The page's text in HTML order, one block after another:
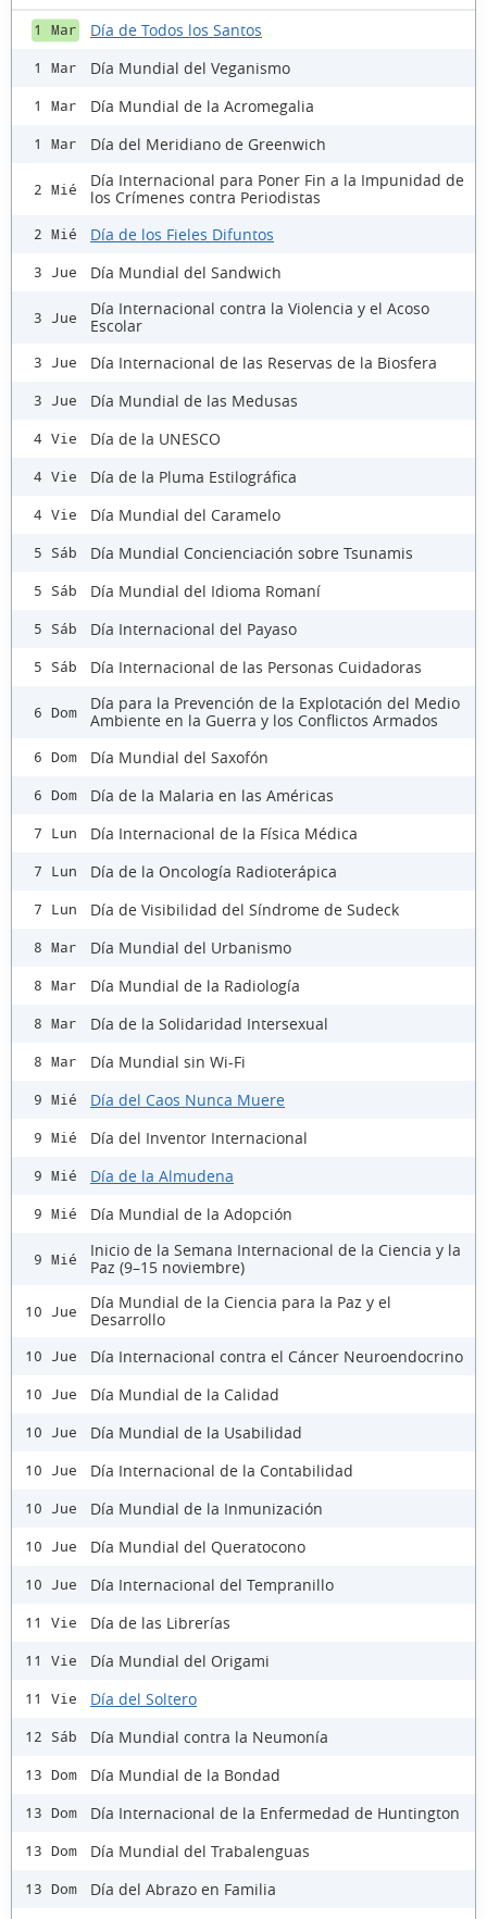
1 Mar Día de Todos los Santos
1 Mar Día Mundial del Veganismo
1 Mar Día Mundial de la Acromegalia
1 Mar Día del Meridiano de Greenwich
2 Mié
Día Internacional para Poner Fin a la Impunidad de
los Crímenes contra Periodistas
2 Mié Día de los Fieles Difuntos
3 Jue Día Mundial del Sandwich
3 Jue
Día Internacional contra la Violencia y el Acoso
Escolar
3 Jue Día Internacional de las Reservas de la Biosfera
3 Jue Día Mundial de las Medusas
4 Vie Día de la UNESCO
4 Vie Día de la Pluma Estilográfica
4 Vie Día Mundial del Caramelo
5 Sáb Día Mundial Concienciación sobre Tsunamis
5 Sáb Día Mundial del Idioma Romaní
5 Sáb Día Internacional del Payaso
5 Sáb Día Internacional de las Personas Cuidadoras
6 Dom
Día para la Prevención de la Explotación del Medio
Ambiente en la Guerra y los Conflictos Armados
6 Dom Día Mundial del Saxofón
6 Dom Día de la Malaria en las Américas
7 Lun Día Internacional de la Física Médica
7 Lun Día de la Oncología Radioterápica
7 Lun Día de Visibilidad del Síndrome de Sudeck
8 Mar Día Mundial del Urbanismo
8 Mar Día Mundial de la Radiología
8 Mar Día de la Solidaridad Intersexual
8 Mar Día Mundial sin Wi-Fi
9 Mié Día del Caos Nunca Muere
9 Mié Día del Inventor Internacional
9 Mié Día de la Almudena
9 Mié Día Mundial de la Adopción
9 Mié
Inicio de la Semana Internacional de la Ciencia y la
Paz (9–15 noviembre)
10 Jue
Día Mundial de la Ciencia para la Paz y el
Desarrollo
10 Jue Día Internacional contra el Cáncer Neuroendocrino
10 Jue Día Mundial de la Calidad
10 Jue Día Mundial de la Usabilidad
10 Jue Día Internacional de la Contabilidad
10 Jue Día Mundial de la Inmunización
10 Jue Día Mundial del Queratocono
10 Jue Día Internacional del Tempranillo
11 Vie Día de las Librerías
11 Vie Día Mundial del Origami
11 Vie Día del Soltero
12 Sáb Día Mundial contra la Neumonía
13 Dom Día Mundial de la Bondad
13 Dom Día Internacional de la Enfermedad de Huntington
13 Dom Día Mundial del Trabalenguas
13 Dom
Día del Abrazo en Familia